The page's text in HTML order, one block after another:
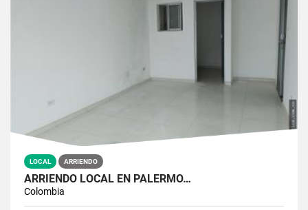
LOCAL ARRIENDO
ARRIENDO LOCAL EN PALERMO…
Colombia